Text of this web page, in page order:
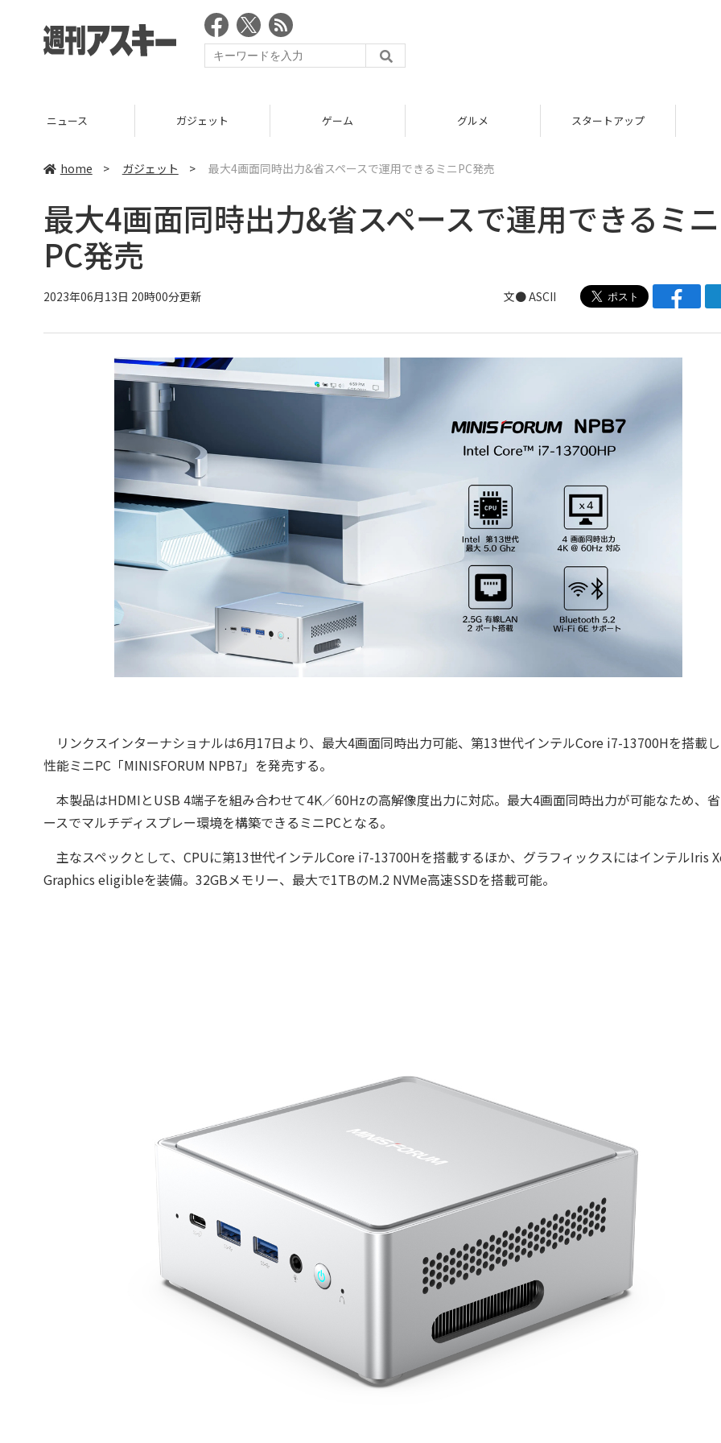
ニュース ガジェット ゲーム グルメ スタートアップ
home > ガジェット > 最大4画面同時出力&省スペースで運用できるミニPC発売
最大4画面同時出力&省スペースで運用できるミニ
PC発売
2023年06月13日 20時00分更新 文● ASCII
リンクスインターナショナルは6月17日より、最大4画面同時出力可能、第13世代インテルCore i7-13700Hを搭載
性能ミニPC「MINISFORUM NPB7」を発売する。
本製品はHDMIとUSB 4端子を組み合わせて4K／60Hzの高解像度出力に対応。最大4画面同時出力が可能なため、
ースでマルチディスプレー環境を構築できるミニPCとなる。
主なスペックとして、CPUに第13世代インテルCore i7-13700Hを搭載するほか、グラフィックスにはインテルIris
Graphics eligibleを装備。32GBメモリー、最大で1TBのM.2 NVMe高速SSDを搭載可能。